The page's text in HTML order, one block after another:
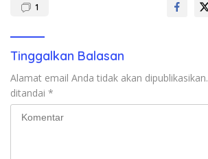
1
Tinggalkan Balasan
Alamat email Anda tidak akan dipublikasikan.
ditandai *